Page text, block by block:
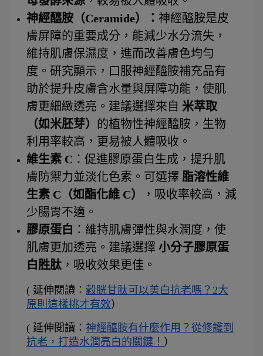
神經醯胺（Ceramide）： 神經醯胺是皮
膚屏障的重要成分，能減少水分流失，
維持肌膚保濕度，進而改善膚色均勻
度。研究顯示，口服神經醯胺補充品有
助於提升皮膚含水量與屏障功能，使肌
膚更細緻透亮。建議選擇來自 米萃取
（如米胚芽） 的植物性神經醯胺，生物
利用率較高，更易被人體吸收。
維生素 C ：促進膠原蛋白生成，提升肌
膚防禦力並淡化色素。可選擇 脂溶性維
生素 C（如酯化維 C）
，吸收率較高，減
少腸胃不適。
膠原蛋白 ：維持肌膚彈性與水潤度，使
肌膚更加透亮。建議選擇 小分子膠原蛋
白胜肽 ，吸收效果更佳。
( 延伸閱讀： 穀胱甘肽可以美白抗老嗎？2大
原則這樣挑才有效）
( 延伸閱讀： 神經醯胺有什麼作用？從修護到
抗老，打造水潤亮白的關鍵！ ）